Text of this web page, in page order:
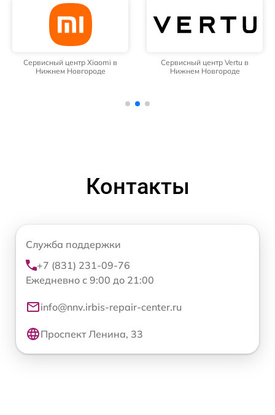
Сервисный центр Xiaomi в
Нижнем Новгороде
Сервисный центр Vertu в
Нижнем Новгороде
Контакты
Служба поддержки
+7 (831) 231-09-76
Ежедневно с 9:00 до 21:00
info@nnv.irbis-repair-center.ru
Проспект Ленина, 33